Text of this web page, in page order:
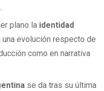
plano la identidad
una evolución respecto de
como en narrativa
se da tras su última